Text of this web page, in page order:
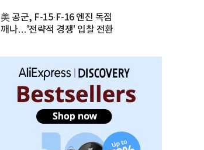
美 공군, F-15·F-16 엔진 독점
깨나…'전략적 경쟁' 입찰 전환